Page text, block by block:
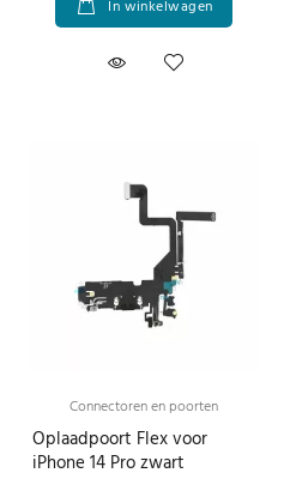
In winkelwagen
Connectoren en poorten
Oplaadpoort Flex voor
iPhone 14 Pro zwart